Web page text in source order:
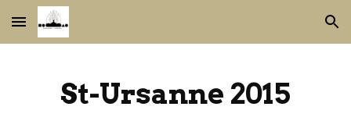
Skip to main content Skip to navigation
St-Ursanne 2015